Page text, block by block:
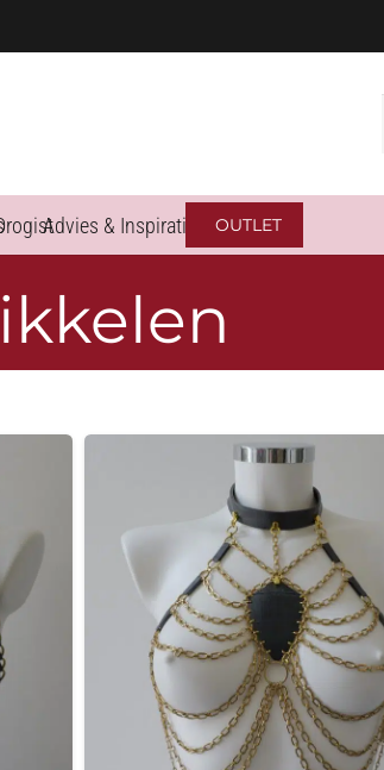
Advies & Inspiratie OUTLET